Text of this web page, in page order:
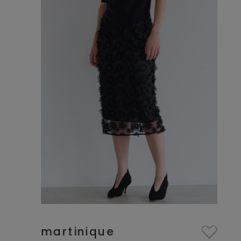
martinique